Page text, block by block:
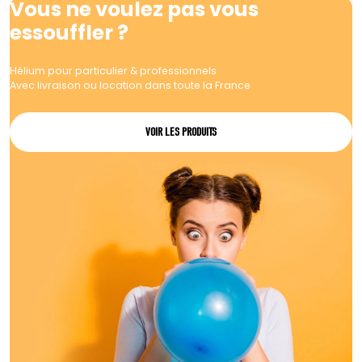
Vous ne voulez pas vous
essouffler ?
Hélium pour particulier & professionnels
Avec livraison ou location dans toute la France
VOIR LES PRODUITS